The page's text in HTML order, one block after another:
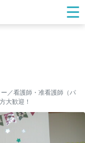
／看護師・准看護師（パ
大歓迎！